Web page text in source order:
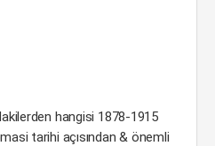
hangisi 1878-1915
tarihi açısından & önemli